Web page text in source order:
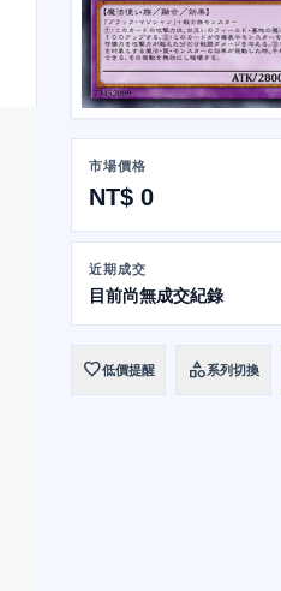
市場價格
NT$ 0
近期成交
目前尚無成交紀錄
favorite低價提醒 category系列切換